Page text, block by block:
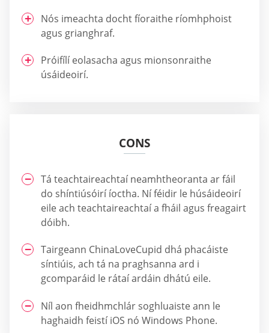
Nós imeachta docht fíoraithe ríomhphoist
agus grianghraf.
Próifílí eolasacha agus mionsonraithe
úsáideoirí.
CONS
Tá teachtaireachtaí neamhtheoranta ar fáil
do shíntiúsóirí íoctha. Ní féidir le húsáideoirí
eile ach teachtaireachtaí a fháil agus freagairt
dóibh.
Tairgeann ChinaLoveCupid dhá phacáiste
síntiúis, ach tá na praghsanna ard i
gcomparáid le rátaí ardáin dhátú eile.
Níl aon fheidhmchlár soghluaiste ann le
haghaidh feistí iOS nó Windows Phone.